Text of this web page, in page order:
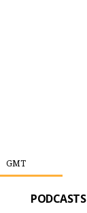
GMT
PODCASTS